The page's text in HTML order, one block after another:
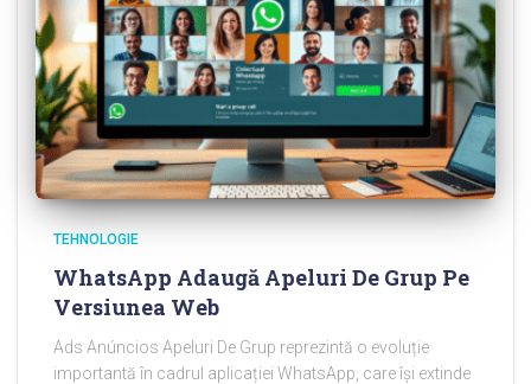
TEHNOLOGIE
WhatsApp Adaugă Apeluri De Grup Pe
Versiunea Web
Ads Anúncios Apeluri De Grup reprezintă o evoluție
importantă în cadrul aplicației WhatsApp, care își extinde